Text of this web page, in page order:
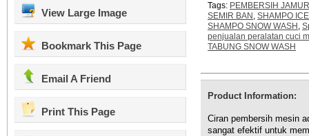
View Large Image
Bookmark This Page
Email A Friend
Print This Page
Tags: PEMBERSIH
SEMIR BAN , SHAMPO
SHAMPO SNOW WASH ,
penjualan peralatan cuci
TABUNG SNOW WASH
Product Information:
Ciran pembersih mesin
sangat efektif untuk